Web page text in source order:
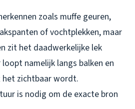
zoals muffe geuren,
of vochtplekken, maar
zit het daadwerkelijke lek
namelijk langs balken en
zichtbaar wordt.
is nodig om de exacte bron